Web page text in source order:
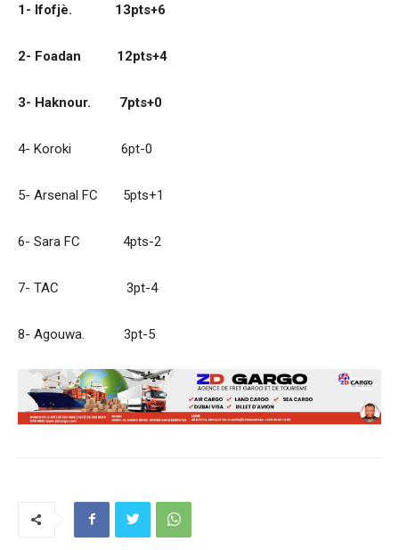
1- Ifofjè. 13pts+6
2- Foadan 12pts+4
3- Haknour. 7pts+0
4- Koroki 6pt-0
5- Arsenal FC 5pts+1
6- Sara FC 4pts-2
7- TAC 3pt-4
8- Agouwa. 3pt-5